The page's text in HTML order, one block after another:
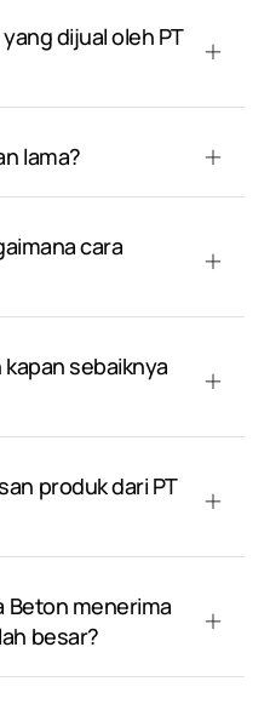
dijual oleh PT
lama?
cara
sebaiknya
produk dari PT
Beton menerima
besar?